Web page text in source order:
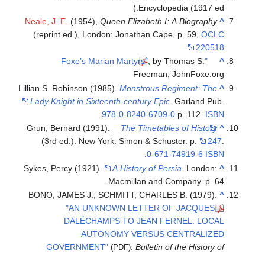
Encyclopedia (1917 ed.)
^
Neale, J. E. (1954),Queen Elizabeth I: A Biography
(reprint ed.), London: Jonathan Cape, p. 59,OCLC
220518
^
"Foxe’s Marian Martyrs"
, by Thomas S.
Freeman, JohnFoxe.org
^
Lillian S. Robinson (1985).Monstrous Regiment: The
Lady Knight in Sixteenth-century Epic . Garland Pub.
p. 112. ISBN
978-0-8240-6709-0
.
^
Grun, Bernard (1991).
The Timetables of History
(3rd ed.). New York: Simon & Schuster. p.
247
ISBN
0-671-74919-6
.
^
Sykes, Percy (1921). A History of Persia . London:
Macmillan and Company. p. 64.
^
BONO, JAMES J.; SCHMITT, CHARLES B. (1979).
"AN UNKNOWN LETTER OF JACQUES
DALÉCHAMPS TO JEAN FERNEL: LOCAL
AUTONOMY VERSUS CENTRALIZED
GOVERNMENT" (PDF) .Bulletin of the History of